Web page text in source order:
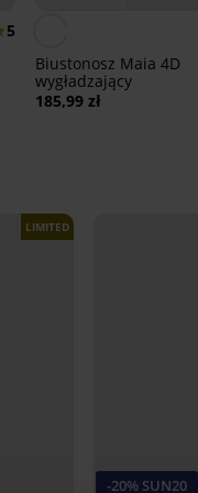
5
Biustonosz Maia 4D
wygładzający
185,99 zł
LIMITED
-20% SUN20